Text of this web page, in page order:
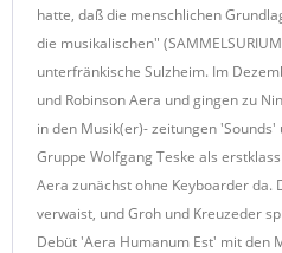
hatte, daß die menschlichen
die musikalischen"
unterfränkische Sulzheim. Im
und Robinson Aera und gingen zu
in den Musik(er)- zeitungen
Gruppe Wolfgang Teske als
Aera zunächst ohne Keyboarder da.
verwaist, und Groh und Kreuzeder
Debüt 'Aera Humanum Est' mit den